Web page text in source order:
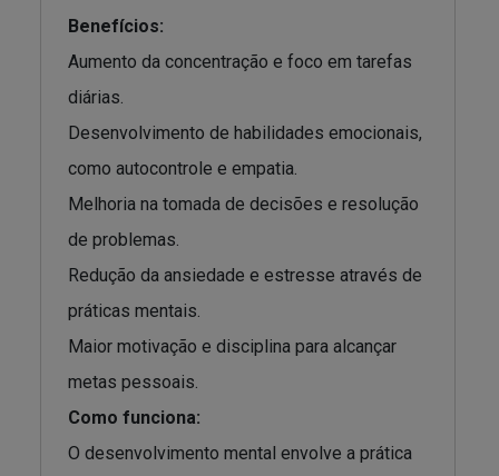
Benefícios:
Aumento da concentração e foco em tarefas
diárias.
Desenvolvimento de habilidades emocionais,
como autocontrole e empatia.
Melhoria na tomada de decisões e resolução
de problemas.
Redução da ansiedade e estresse através de
práticas mentais.
Maior motivação e disciplina para alcançar
metas pessoais.
Como funciona:
O desenvolvimento mental envolve a prática